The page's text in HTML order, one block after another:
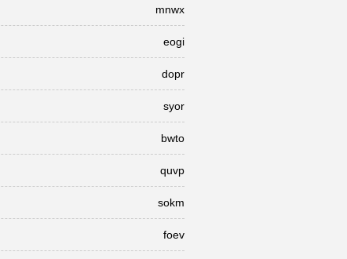
mnwx
eogi
dopr
syor
bwto
quvp
sokm
foev